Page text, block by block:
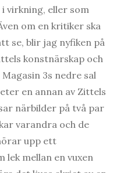
virkning, eller som
om en kritiker ska
se, blir jag nyfiken på
konstnärskap och
3s nedre sal
en annan av Zittels
närbilder på två par
varandra och de
upp ett
lek mellan en vuxen